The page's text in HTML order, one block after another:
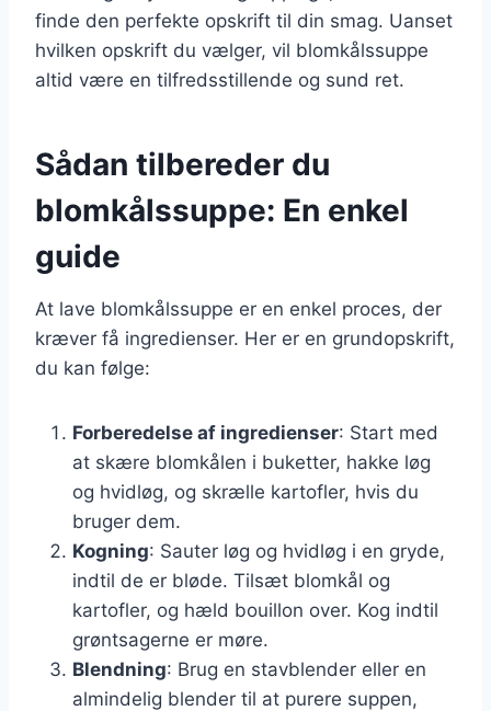
finde den perfekte opskrift til din smag. Uanset
hvilken opskrift du vælger, vil blomkålssuppe
altid være en tilfredsstillende og sund ret.
Sådan tilbereder du
blomkålssuppe: En enkel
guide
At lave blomkålssuppe er en enkel proces, der
kræver få ingredienser. Her er en grundopskrift,
du kan følge:
Forberedelse af ingredienser: Start med
at skære blomkålen i buketter, hakke løg
og hvidløg, og skrælle kartofler, hvis du
bruger dem.
Kogning: Sauter løg og hvidløg i en gryde,
indtil de er bløde. Tilsæt blomkål og
kartofler, og hæld bouillon over. Kog indtil
grøntsagerne er møre.
Blendning: Brug en stavblender eller en
almindelig blender til at purere suppen,